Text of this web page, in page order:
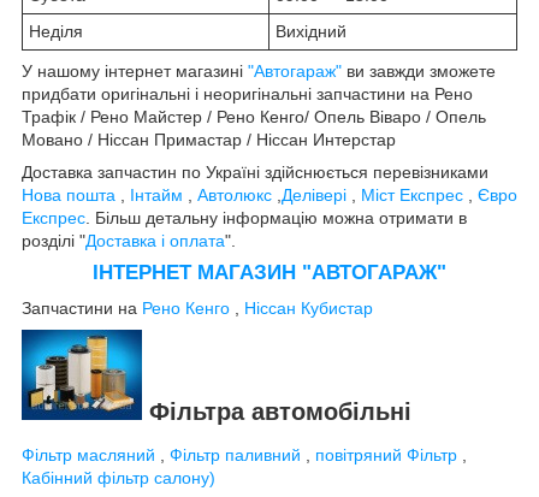
Неділя
Вихідний
У нашому інтернет магазині "Автогараж" ви завжди зможете
придбати оригінальні і неоригінальні запчастини на Рено
Трафік / Рено Майстер / Рено Кенго/ Опель Віваро / Опель
Мовано / Ніссан Примастар / Ніссан Интерстар
Доставка запчастин по Україні здійснюється перевізниками
Нова пошта
Інтайм Автолюкс Делівері Міст Експрес
Євро
Експрес . Більш детальну інформацію можна отримати в
розділі "Доставка і оплата".
ІНТЕРНЕТ МАГАЗИН "АВТОГАРАЖ"
Запчастини на Рено Кенго , Ніссан Кубистар
Фільтра автомобільні
Фільтр масляний Фільтр паливний повітряний Фільтр
Кабінний фільтр салону)